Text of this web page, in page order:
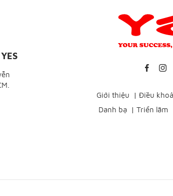
Giới thiệu | Điều
Danh bạ
| Triển lãm